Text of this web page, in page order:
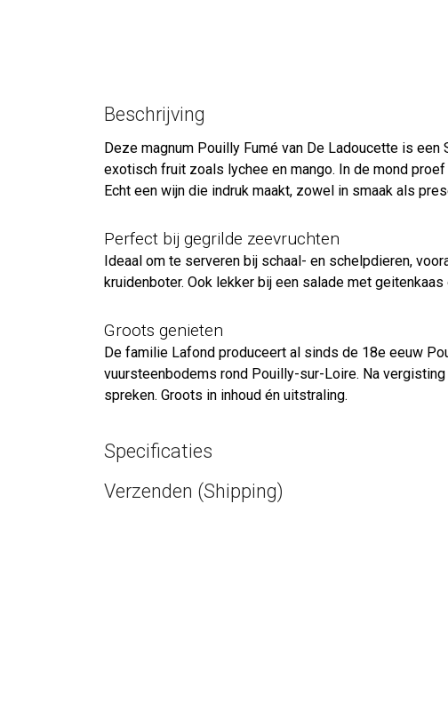
Beschrijving
Deze magnum Pouilly Fumé van De Ladoucette is
exotisch fruit zoals lychee en mango. In de mond
Echt een wijn die indruk maakt, zowel in smaak als
Perfect bij gegrilde zeevruchten
Ideaal om te serveren bij schaal- en schelpdieren,
kruidenboter. Ook lekker bij een salade met
Groots genieten
De familie Lafond produceert al sinds de 18e eeuw
vuursteenbodems rond Pouilly-sur-Loire. Na
spreken. Groots in inhoud én uitstraling.
Specificaties
Verzenden (Shipping)